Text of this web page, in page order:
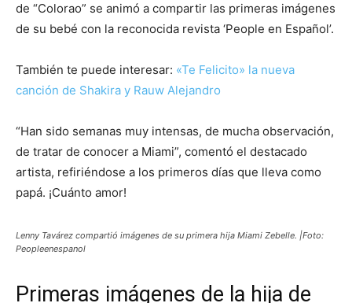
de “Colorao” se animó a compartir las primeras imágenes
de su bebé con la reconocida revista ‘People en Español’.
También te puede interesar: «Te Felicito» la nueva
canción de Shakira y Rauw Alejandro
“Han sido semanas muy intensas, de mucha observación,
de tratar de conocer a Miami”, comentó el destacado
artista, refiriéndose a los primeros días que lleva como
papá. ¡Cuánto amor!
Lenny Tavárez compartió imágenes de su primera hija Miami Zebelle. |Foto:
Peopleenespanol
Primeras imágenes de la hija de